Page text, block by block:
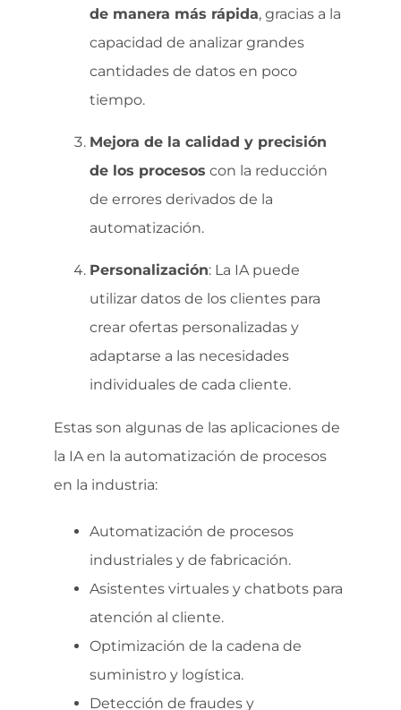
de manera más rápida, gracias a la
capacidad de analizar grandes
cantidades de datos en poco
tiempo.
Mejora de la calidad y precisión
de los procesos con la reducción
de errores derivados de la
automatización.
Personalización: La IA puede
utilizar datos de los clientes para
crear ofertas personalizadas y
adaptarse a las necesidades
individuales de cada cliente.
Estas son algunas de las aplicaciones de
la IA en la automatización de procesos
en la industria:
Automatización de procesos
industriales y de fabricación.
Asistentes virtuales y chatbots para
atención al cliente.
Optimización de la cadena de
suministro y logística.
Detección de fraudes y